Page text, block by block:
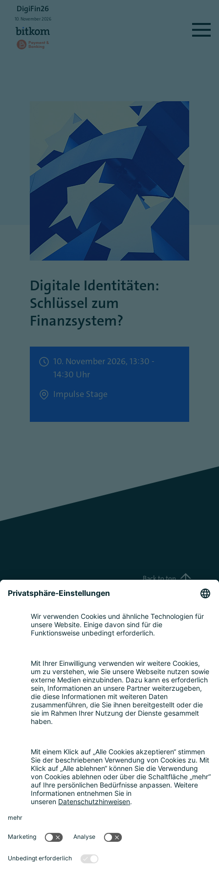
Digitale Identitäten:
Schlüssel zum
Finanzsystem?
10. November 2026, 13:30 -
14:30 Uhr
Impulse Stage
Back to top
Teilnahme
Themen
Über uns
Rückblick
Kontakt
Sonstiges
Datenschutz
DigiFin26
10. November2026